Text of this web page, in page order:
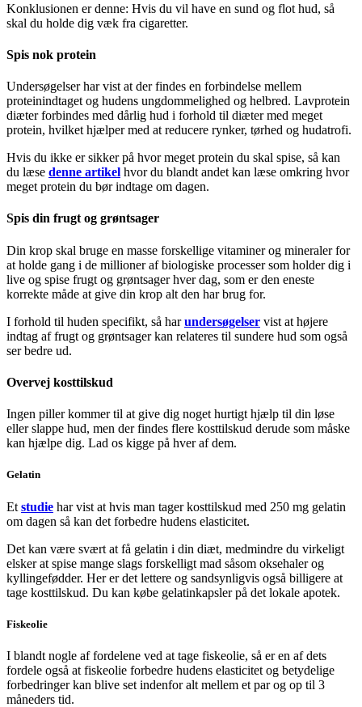
Konklusionen er denne: Hvis du vil have en sund og flot hud, så
skal du holde dig væk fra cigaretter.
Spis nok protein
Undersøgelser har vist at der findes en forbindelse mellem
proteinindtaget og hudens ungdommelighed og helbred. Lavprotein
diæter forbindes med dårlig hud i forhold til diæter med meget
protein, hvilket hjælper med at reducere rynker, tørhed og hudatrofi.
Hvis du ikke er sikker på hvor meget protein du skal spise, så kan
du læse denne artikel hvor du blandt andet kan læse omkring hvor
meget protein du bør indtage om dagen.
Spis din frugt og grøntsager
Din krop skal bruge en masse forskellige vitaminer og mineraler for
at holde gang i de millioner af biologiske processer som holder dig i
live og spise frugt og grøntsager hver dag, som er den eneste
korrekte måde at give din krop alt den har brug for.
I forhold til huden specifikt, så harundersøgelser vist at højere
indtag af frugt og grøntsager kan relateres til sundere hud som også
ser bedre ud.
Overvej kosttilskud
Ingen piller kommer til at give dig noget hurtigt hjælp til din løse
eller slappe hud, men der findes flere kosttilskud derude som måske
kan hjælpe dig. Lad os kigge på hver af dem.
Gelatin
Et studie har vist at hvis man tager kosttilskud med 250 mg gelatin
om dagen så kan det forbedre hudens elasticitet.
Det kan være svært at få gelatin i din diæt, medmindre du virkeligt
elsker at spise mange slags forskelligt mad såsom oksehaler og
kyllingefødder. Her er det lettere og sandsynligvis også billigere at
tage kosttilskud. Du kan købe gelatinkapsler på det lokale apotek.
Fiskeolie
I blandt nogle af fordelene ved at tage fiskeolie, så er en af dets
fordele også at fiskeolie forbedre hudens elasticitet og betydelige
forbedringer kan blive set indenfor alt mellem et par og op til 3
måneders tid.